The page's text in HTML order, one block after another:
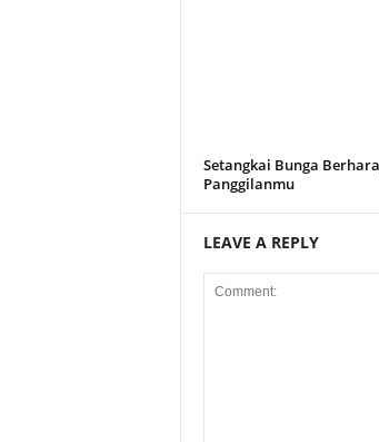
Setangkai Bunga
Panggilanmu
LEAVE A REPLY